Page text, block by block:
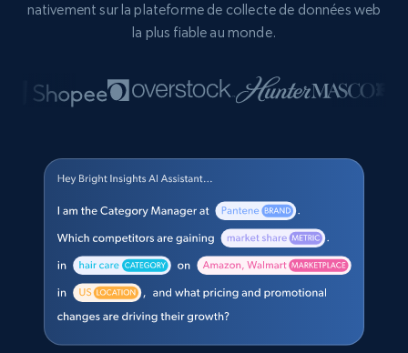
nativement sur la plateforme de collecte de données web
la plus fiable au monde.